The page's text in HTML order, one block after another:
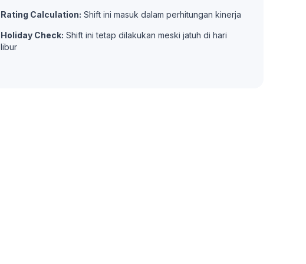
Rating Calculation: Shift ini masuk dalam perhitungan kinerja
Holiday Check: Shift ini tetap dilakukan meski jatuh di hari
libur